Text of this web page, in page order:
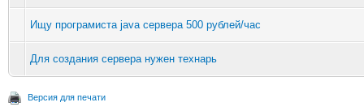
Ищу програмиста java сервера 500 рублей/час
Для создания сервера нужен технарь
Версия для печати